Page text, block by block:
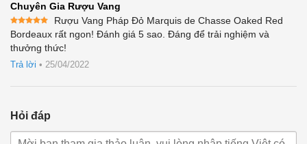
Chuyên Gia Rượu Vang
Được xếp
hạng55
sao
Rượu Vang Pháp Đỏ Marquis de Chasse Oaked Red
Bordeaux rất ngon! Đánh giá 5 sao. Đáng để trải nghiệm và
thưởng thức!
Trả lời • 25/04/2022
Hỏi đáp